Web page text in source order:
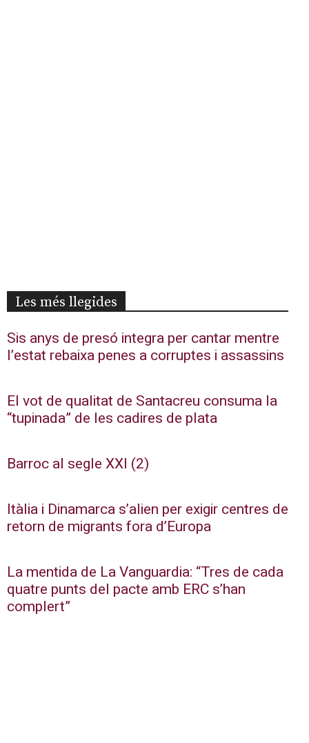
Les més llegides
Sis anys de presó integra per cantar mentre
l’estat rebaixa penes a corruptes i assassins
El vot de qualitat de Santacreu consuma la
“tupinada” de les cadires de plata
Barroc al segle XXI (2)
Itàlia i Dinamarca s’alien per exigir centres de
retorn de migrants fora d’Europa
La mentida de La Vanguardia: “Tres de cada
quatre punts del pacte amb ERC s’han
complert”